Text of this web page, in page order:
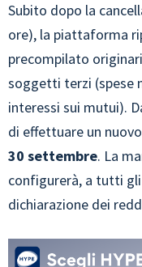
Subito dopo la
ore), la piattaforma
precompilato
soggetti terzi (spese
interessi sui mutui).
di effettuare un
30 settembre. La
configurerà, a tutti
dichiarazione dei